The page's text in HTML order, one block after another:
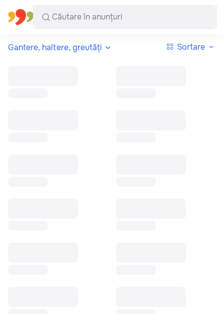
Toate regiunile Română
Gantere, haltere, greutăți Sortare